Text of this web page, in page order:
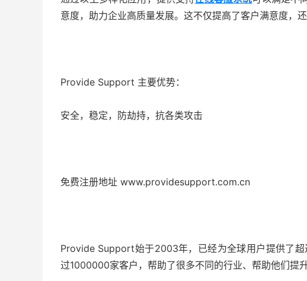
意度，助力企业高质量发展。这不仅提高了客户满意度，
Provide Support 主要优势：
安全，稳定，防劫持，抗各类攻击
免费注册地址 www.providesupport.com.cn
Provide Support始于2003年，已经为全球用户提供了
过1000000家客户，帮助了很多不同的行业、帮助他们提